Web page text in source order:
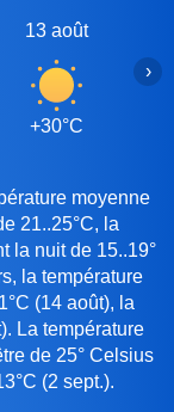
13 août
+30°C
›
moyenne
21..25°C, la
la nuit de 15..19°
la température
(14 août), la
La température
de 25° Celsius
(2 sept.).